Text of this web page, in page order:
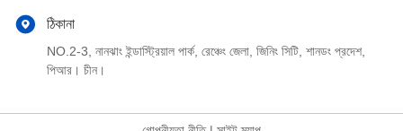
ঠিকানা
NO.2-3, নানঝাং ইন্ডাস্ট্রিয়াল পার্ক, রেঞ্চেং জেলা, জিনিং সিটি, শানডং প্রদেশ,
পিআর। চীন।